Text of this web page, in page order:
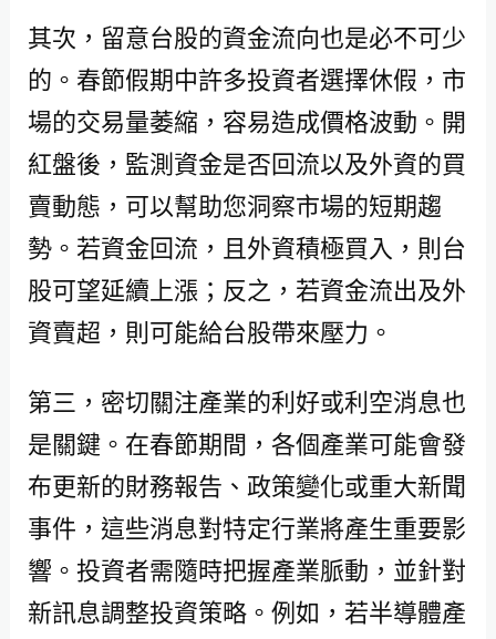
其次，留意台股的資金流向也是必不可少
的。春節假期中許多投資者選擇休假，市
場的交易量萎縮，容易造成價格波動。開
紅盤後，監測資金是否回流以及外資的買
賣動態，可以幫助您洞察市場的短期趨
勢。若資金回流，且外資積極買入，則台
股可望延續上漲；反之，若資金流出及外
資賣超，則可能給台股帶來壓力。
第三，密切關注產業的利好或利空消息也
是關鍵。在春節期間，各個產業可能會發
布更新的財務報告、政策變化或重大新聞
事件，這些消息對特定行業將產生重要影
響。投資者需隨時把握產業脈動，並針對
新訊息調整投資策略。例如，若半導體產